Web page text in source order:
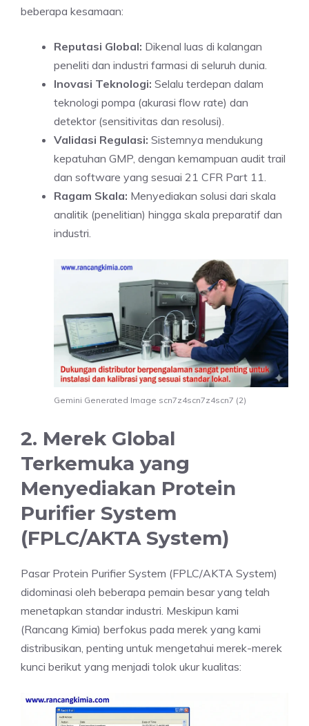
beberapa kesamaan:
Reputasi Global: Dikenal luas di kalangan
peneliti dan industri farmasi di seluruh dunia.
Inovasi Teknologi: Selalu terdepan dalam
teknologi pompa (akurasi flow rate) dan
detektor (sensitivitas dan resolusi).
Validasi Regulasi: Sistemnya mendukung
kepatuhan GMP, dengan kemampuan audit trail
dan software yang sesuai 21 CFR Part 11.
Ragam Skala: Menyediakan solusi dari skala
analitik (penelitian) hingga skala preparatif dan
industri.
Gemini Generated Image scn7z4scn7z4scn7 (2)
2. Merek Global
Terkemuka yang
Menyediakan Protein
Purifier System
(FPLC/AKTA System)
Pasar Protein Purifier System (FPLC/AKTA System)
didominasi oleh beberapa pemain besar yang telah
menetapkan standar industri. Meskipun kami
(Rancang Kimia) berfokus pada merek yang kami
distribusikan, penting untuk mengetahui merek-merek
kunci berikut yang menjadi tolok ukur kualitas: